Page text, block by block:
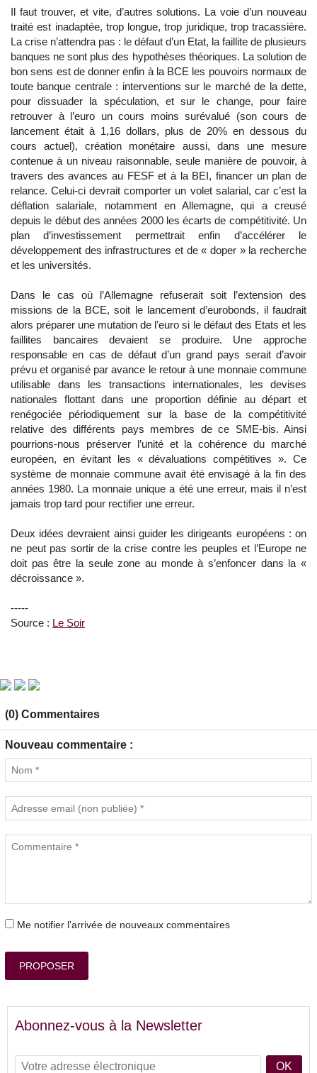
Il faut trouver, et vite, d’autres solutions. La voie d’un nouveau
traité est inadaptée, trop longue, trop juridique, trop tracassière.
La crise n’attendra pas : le défaut d’un Etat, la faillite de plusieurs
banques ne sont plus des hypothèses théoriques. La solution de
bon sens est de donner enfin à la BCE les pouvoirs normaux de
toute banque centrale : interventions sur le marché de la dette,
pour dissuader la spéculation, et sur le change, pour faire
retrouver à l’euro un cours moins surévalué (son cours de
lancement était à 1,16 dollars, plus de 20% en dessous du
cours actuel), création monétaire aussi, dans une mesure
contenue à un niveau raisonnable, seule manière de pouvoir, à
travers des avances au FESF et à la BEI, financer un plan de
relance. Celui-ci devrait comporter un volet salarial, car c’est la
déflation salariale, notamment en Allemagne, qui a creusé
depuis le début des années 2000 les écarts de compétitivité. Un
plan d’investissement permettrait enfin d’accélérer le
développement des infrastructures et de « doper » la recherche
et les universités.
Dans le cas où l’Allemagne refuserait soit l’extension des
missions de la BCE, soit le lancement d’eurobonds, il faudrait
alors préparer une mutation de l’euro si le défaut des Etats et les
faillites bancaires devaient se produire. Une approche
responsable en cas de défaut d’un grand pays serait d’avoir
prévu et organisé par avance le retour à une monnaie commune
utilisable dans les transactions internationales, les devises
nationales flottant dans une proportion définie au départ et
renégociée périodiquement sur la base de la compétitivité
relative des différents pays membres de ce SME-bis. Ainsi
pourrions-nous préserver l’unité et la cohérence du marché
européen, en évitant les « dévaluations compétitives ». Ce
système de monnaie commune avait été envisagé à la fin des
années 1980. La monnaie unique a été une erreur, mais il n’est
jamais trop tard pour rectifier une erreur.
Deux idées devraient ainsi guider les dirigeants européens : on
ne peut pas sortir de la crise contre les peuples et l’Europe ne
doit pas être la seule zone au monde à s’enfoncer dans la «
décroissance ».
-----
Source : Le Soir
(0) Commentaires
Nouveau commentaire :
Me notifier l'arrivée de nouveaux commentaires
PROPOSER
Abonnez-vous à la Newsletter
OK